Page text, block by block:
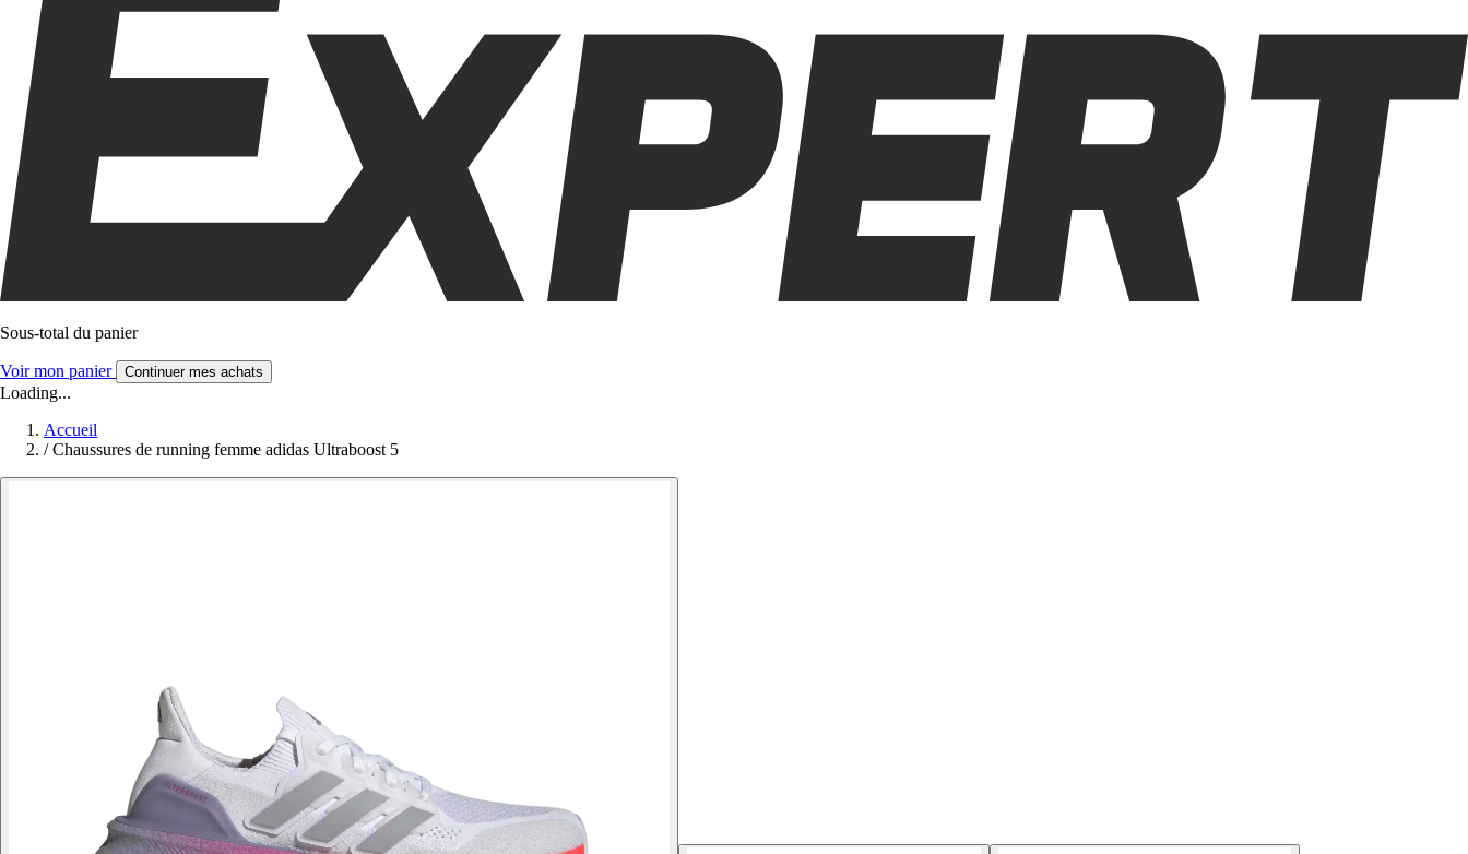
Sous-total du panier
Voir mon panier Continuer mes achats
Loading...
Accueil
/ Chaussures de running femme adidas Ultraboost 5